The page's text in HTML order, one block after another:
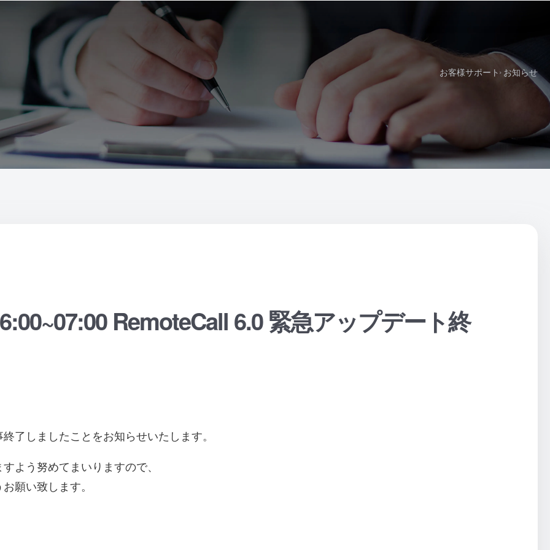
お客様サポート お知らせ
RemoteCall 6.0 緊急アップデート終
了しましたことをお知らせいたします。
よう努めてまいりますので、
願い致します。